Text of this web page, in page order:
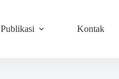
Publikasi Kontak